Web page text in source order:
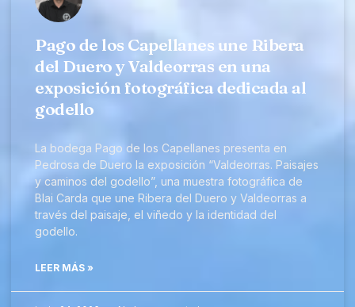
Pago de los Capellanes une Ribera
del Duero y Valdeorras en una
exposición fotográfica dedicada al
godello
La bodega Pago de los Capellanes presenta en
Pedrosa de Duero la exposición “Valdeorras. Paisajes
y caminos del godello”, una muestra fotográfica de
Blai Carda que une Ribera del Duero y Valdeorras a
través del paisaje, el viñedo y la identidad del
godello.
LEER MÁS »